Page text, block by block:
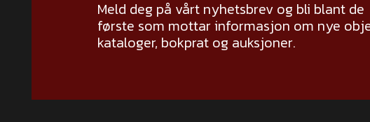
Meld deg på vårt nyhetsbrev og bli blant de
første som mottar informasjon om nye
kataloger, bokprat og auksjoner.